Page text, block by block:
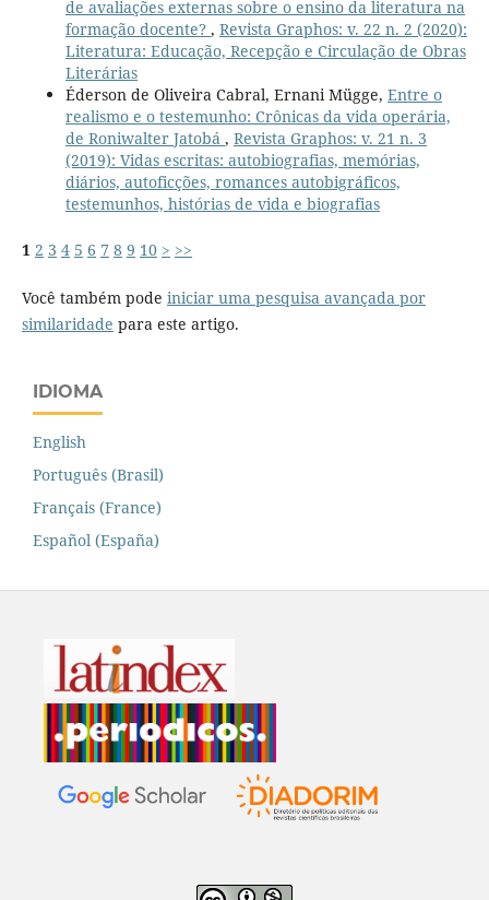
de avaliações externas sobre o ensino da literatura na
formação docente? , Revista Graphos: v. 22 n. 2 (2020):
Literatura: Educação, Recepção e Circulação de Obras
Literárias
Éderson de Oliveira Cabral, Ernani Mügge, Entre o
realismo e o testemunho: Crônicas da vida operária,
de Roniwalter Jatobá , Revista Graphos: v. 21 n. 3
(2019): Vidas escritas: autobiografias, memórias,
diários, autoficções, romances autobigráficos,
testemunhos, histórias de vida e biografias
1 2 3 4 5 6 7 8 9 10 > >>
Você também pode iniciar uma pesquisa avançada por
similaridade para este artigo.
IDIOMA
English
Português (Brasil)
Français (France)
Español (España)